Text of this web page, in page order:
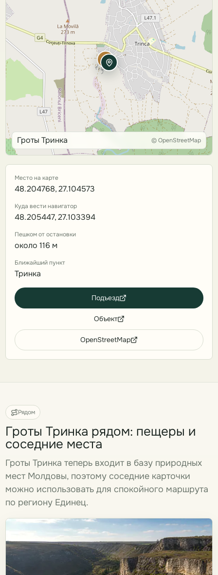
Гроты Тринка © OpenStreetMap
Место на карте
48.204768, 27.104573
Куда вести навигатор
48.205447, 27.103394
Пешком от остановки
около 116 м
Ближайший пункт
Тринка
Подъезд
Объект
OpenStreetMap
Рядом
Гроты Тринка рядом: пещеры и
соседние места
Гроты Тринка теперь входит в базу природных
мест Молдовы, поэтому соседние карточки
можно использовать для спокойного маршрута
по региону Единец.